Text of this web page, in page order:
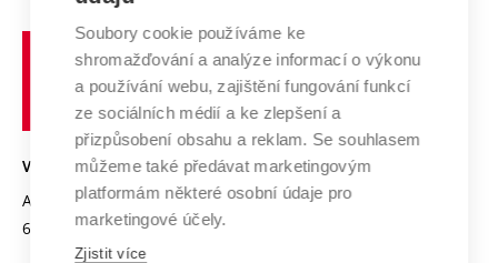
Systém zajišťování kvality výzkumu
Výzkumné infrastruktury
Transfer znalostí
Open Science
Projekty
Projekty ze strukturálních fondů
Specifický výzkum
Spolupráce se školami
Služby univerzity
Mezinárodní dohody
Univerzitní sítě
Profil univerzity
Udržitelná univerzita
Podnikavá univerzita / ContriBUTe
Bezpečná univerzita
Vyznamenání
Organizační struktura
učení
technické
VYSOKÉ UČENÍ TECHNICKÉ V BRNĚ
Antonínská 548/1
602 00 Brno
www.vut.cz
vut@vutbr.cz
Soubory cookie používáme ke
shromažďování a analýze informací o výkonu
a používání webu, zajištění fungování funkcí
ze sociálních médií a ke zlepšení a
přizpůsobení obsahu a reklam. Se souhlasem
můžeme také předávat marketingovým
platformám některé osobní údaje pro
marketingové účely.
Zjistit více